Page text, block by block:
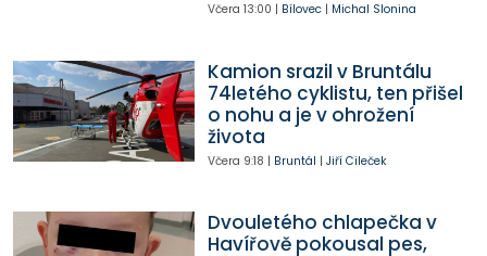
Včera 13:00 | Bílovec| Michal Slonina
Kamion srazil v Bruntálu
74letého cyklistu, ten přišel
o nohu a je v ohrožení
života
Včera 9:18 | Bruntál | Jiří Cileček
Dvouletého chlapečka v
Havířově pokousal pes,